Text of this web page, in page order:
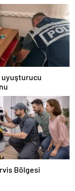
uyuşturucu
Bölgesi